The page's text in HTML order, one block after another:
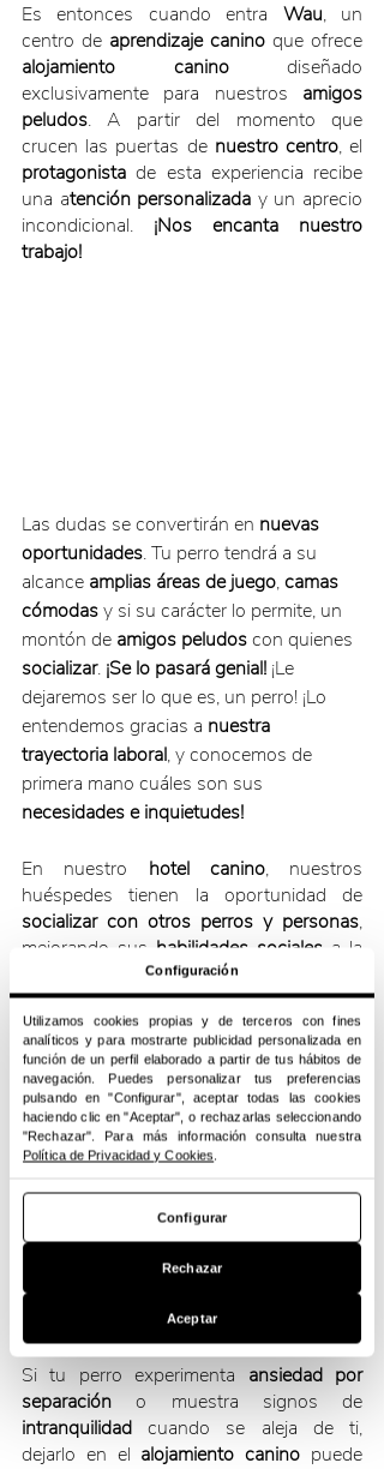
Es entonces cuando entra Wau, un
centro de aprendizaje canino
alojamiento canino diseñado
exclusivamente para nuestros amigos
peludos. A partir del momento que
crucen las puertas de nuestro centro
protagonista de esta experiencia recibe
una atención personalizada y un aprecio
incondicional. ¡Nos encanta nuestro
trabajo!
Las dudas se convertirán en nuevas
oportunidades. Tu perro tendrá a su
alcance amplias áreas de juego, camas
cómodas y si su carácter lo permite, un
montón de amigos peludos con quienes
socializar. ¡Se lo pasará genial! ¡Le
dejaremos ser lo que es, un perro! ¡Lo
entendemos gracias a nuestra
trayectoria laboral, y conocemos de
primera mano cuáles son sus
necesidades e inquietudes!
En nuestro hotel canino, nuestros
socializar con otros perros y personas,
mejorando sus habilidades sociales a la
relacionarse. Además, nosotros,
como profesionales
, supervisamos cada
interacción, garantizando su seguridad.
Además del aspecto social, tu amigo
canino tendrá acceso a espacios
actividades para ejercitarse y mantenerse
activo. Esto es especialmente
y necesitan
adicional. ¡En Espacio Wau, lo tenemos
todo preparado para que pueda
al máximo
piscina
durante el verano!
Si tu perro experimenta ansiedad por
separación
intranquilidad cuando se aleja de ti,
dejarlo en el alojamiento canino puede
Configuración
Utilizamos cookies propias y de terceros con fines
analíticos y para mostrarte publicidad personalizada en
función de un perfil elaborado a partir de tus hábitos de
navegación. Puedes personalizar tus preferencias
pulsando en "Configurar", aceptar todas las cookies
haciendo clic en "Aceptar", o rechazarlas seleccionando
"Rechazar". Para más información consulta nuestra
Política de Privacidad y Cookies.
Configurar
Rechazar
Aceptar